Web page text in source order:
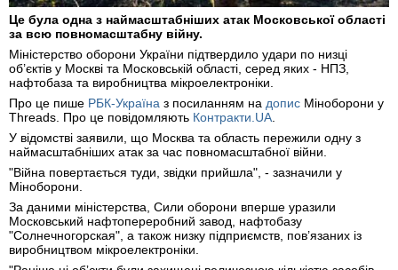
Це була одна з наймасштабніших атак Московської області
за всю повномасштабну війну.
Міністерство оборони України підтвердило удари по низці
об’єктів у Москві та Московській області, серед яких - НПЗ,
нафтобаза та виробництва мікроелектроніки.
Про це пише РБК-Україна з посиланням на допис Міноборони у
Threads. Про це повідомляють Контракти.UA
У відомстві заявили, що Москва та область пережили одну з
наймасштабніших атак за час повномасштабної війни.
"Війна повертається туди, звідки прийшла", - зазначили у
Міноборони.
За даними міністерства, Сили оборони вперше уразили
Московський нафтопереробний завод, нафтобазу
"Солнечногорская", а також низку підприємств, пов’язаних із
виробництвом мікроелектроніки.